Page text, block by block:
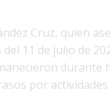
Cruz, quien
11 de julio de
durante
por